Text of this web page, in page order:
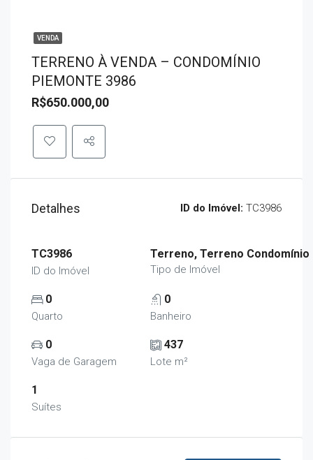
VENDA
TERRENO À VENDA – CONDOMÍNIO
PIEMONTE 3986
R$650.000,00
Detalhes ID do Imóvel: TC3986
TC3986
ID do Imóvel
Terreno, Terreno Condomínio
Tipo de Imóvel
0
Quarto
0
Banheiro
0
Vaga de Garagem
437
Lote m²
1
Suítes